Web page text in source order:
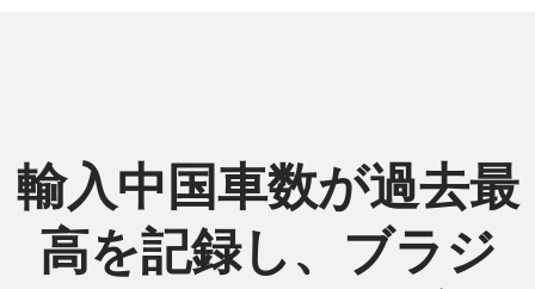
輸入中国車数が過去最
高を記録し、ブラジ